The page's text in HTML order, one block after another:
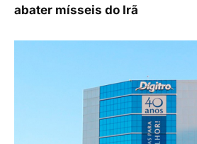
abater mísseis do Irã